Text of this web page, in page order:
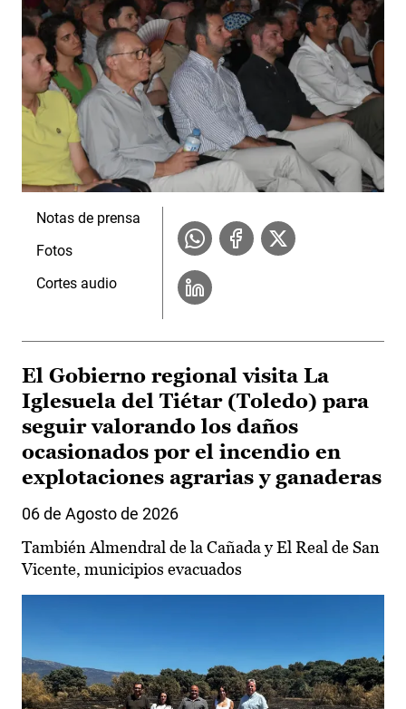
Notas de prensa
Fotos
Cortes audio
El Gobierno regional visita La
Iglesuela del Tiétar (Toledo) para
seguir valorando los daños
ocasionados por el incendio en
explotaciones agrarias y ganaderas
06 de Agosto de 2026
También Almendral de la Cañada y El Real de San
Vicente, municipios evacuados